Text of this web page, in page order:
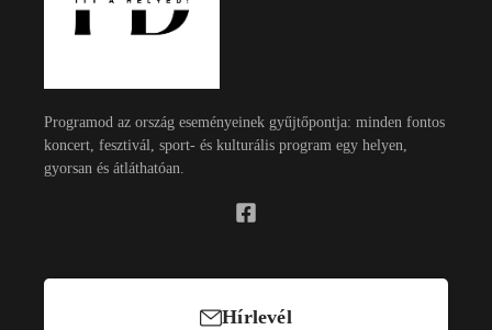
Programod az ország eseményeinek gyűjtőpontja: minden fontos
koncert, fesztivál, sport- és kulturális program egy helyen,
gyorsan és átláthatóan.
Hírlevél